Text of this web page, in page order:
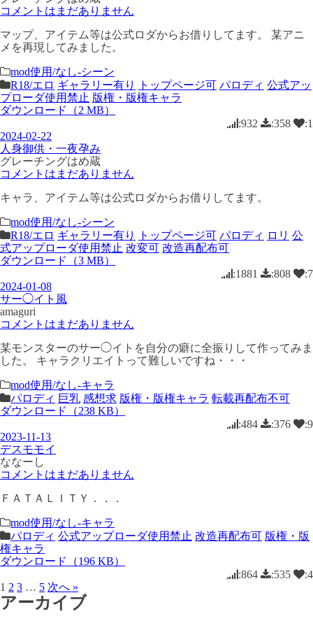
コメントはまだありません
マップ、アイテム等は公式ロダからお借りしてます。 某アニ
メを再現してみました。
mod使用/なし-シーン
R18/エロ ギャラリー有り トップページ可 パロディ 公式アッ
プローダ使用禁止 版権・版権キャラ
ダウンロード（2 MB）
:932
:358
:1
2024-02-22
人身御供・一夜孕み
グレーチングはめ蔵
コメントはまだありません
キャラ、アイテム等は公式ロダからお借りしてます。
mod使用/なし-シーン
R18/エロ ギャラリー有り トップページ可 パロディ ロリ 公
式アップローダ使用禁止 改変可 改造再配布可
ダウンロード（3 MB）
:1881
:808
:7
2024-01-08
サー◯イト風
amaguri
コメントはまだありません
某モンスターのサー◯イトを自分の癖に全振りして作ってみま
した。 キャラクリエイトって難しいですね・・・
mod使用/なし-キャラ
パロディ 巨乳 感想求 版権・版権キャラ 転載再配布不可
ダウンロード（238 KB）
:484
:376
:9
2023-11-13
デスモモイ
ななーし
コメントはまだありません
ＦＡＴＡＬＩＴＹ．．．
mod使用/なし-キャラ
パロディ 公式アップローダ使用禁止 改造再配布可 版権・版
権キャラ
ダウンロード（196 KB）
:864
:535
:4
1 2 3 … 5 次へ »
アーカイブ